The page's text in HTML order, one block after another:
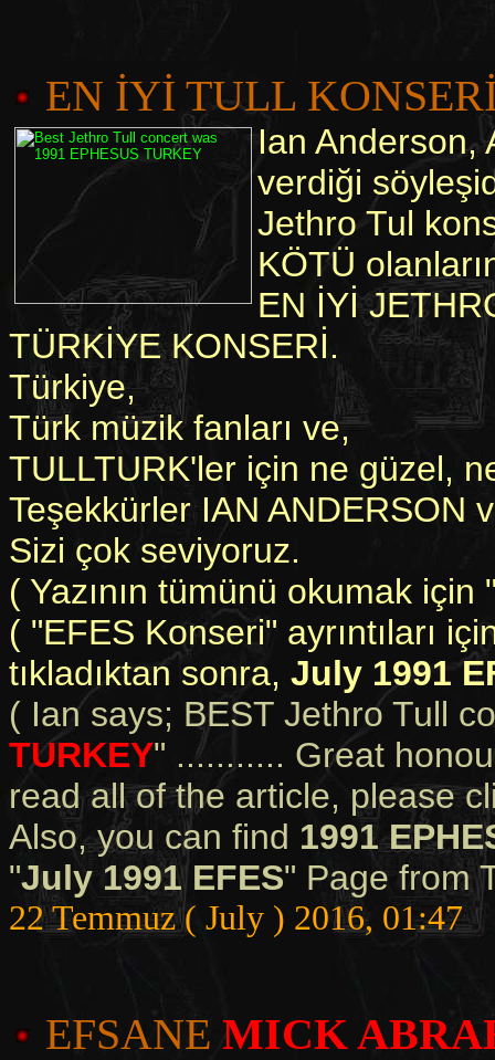
EN İYİ TULL
Ian Anderson,
verdiği
Jethro Tul
KÖTÜ
EN İYİ
TÜRKİYE KONSERİ.
Türkiye,
Türk müzik fanları ve,
TULLTURK'ler için ne güzel,
Teşekkürler IAN ANDERSON
Sizi çok seviyoruz.
( Yazının tümünü okumak için
( "EFES Konseri" ayrıntıları
tıkladıktan sonra, July 1991
( Ian says; BEST Jethro Tull
TURKEY" ........... Great
read all of the article, please
Also, you can find 1991
"July 1991 EFES" Page from
22 Temmuz ( July ) 2016, 01:47
EFSANE MICK